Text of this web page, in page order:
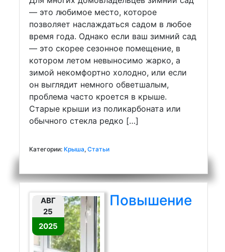
— это любимое место, которое
позволяет наслаждаться садом в любое
время года. Однако если ваш зимний сад
— это скорее сезонное помещение, в
котором летом невыносимо жарко, а
зимой некомфортно холодно, или если
он выглядит немного обветшалым,
проблема часто кроется в крыше.
Старые крыши из поликарбоната или
обычного стекла редко […]
Категории: Крыша, Статьи
АВГ
25
2025
Повышение